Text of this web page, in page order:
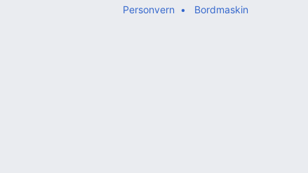
Personvern Bordmaskin